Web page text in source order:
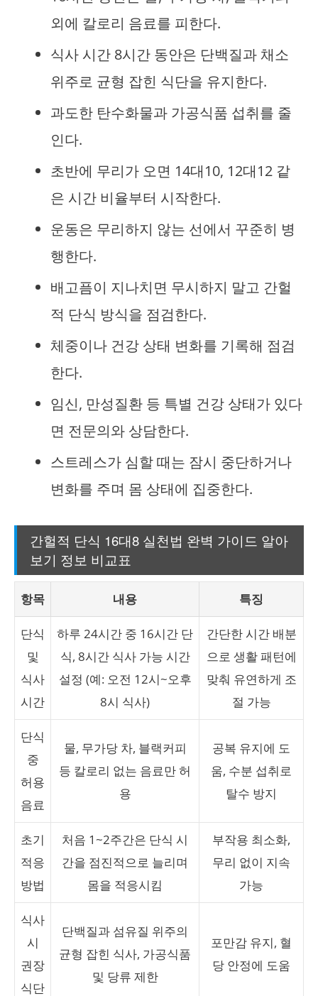
외에 칼로리 음료를 피한다.
식사 시간 8시간 동안은 단백질과 채소
위주로 균형 잡힌 식단을 유지한다.
과도한 탄수화물과 가공식품 섭취를 줄
인다.
초반에 무리가 오면 14대10, 12대12 같
은 시간 비율부터 시작한다.
운동은 무리하지 않는 선에서 꾸준히 병
행한다.
배고픔이 지나치면 무시하지 말고 간헐
적 단식 방식을 점검한다.
체중이나 건강 상태 변화를 기록해 점검
한다.
임신, 만성질환 등 특별 건강 상태가 있다
면 전문의와 상담한다.
스트레스가 심할 때는 잠시 중단하거나
변화를 주며 몸 상태에 집중한다.
간헐적 단식 16대8 실천법 완벽 가이드 알아
보기 정보 비교표
항목 내용 특징
단식
및
식사
시간
하루 24시간 중 16시간 단
식, 8시간 식사 가능 시간
설정 (예: 오전 12시~오후
8시 식사)
간단한 시간 배분
으로 생활 패턴에
맞춰 유연하게 조
절 가능
단식
중
허용
음료
물, 무가당 차, 블랙커피
등 칼로리 없는 음료만 허
용
공복 유지에 도
움, 수분 섭취로
탈수 방지
초기
적응
방법
처음 1~2주간은 단식 시
간을 점진적으로 늘리며
몸을 적응시킴
부작용 최소화,
무리 없이 지속
가능
식사
시
권장
식단
단백질과 섬유질 위주의
균형 잡힌 식사, 가공식품
및 당류 제한
포만감 유지, 혈
당 안정에 도움